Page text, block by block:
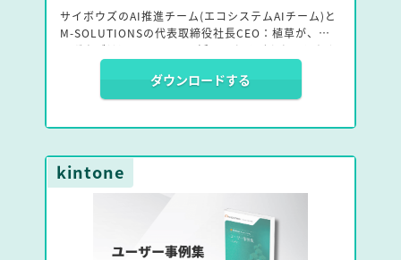
サイボウズのAI推進チーム(エコシステムAIチーム)と
M-SOLUTIONSの代表取締役社長CEO：植草が、サ
イボウズはkintoneでのAI活用のためどんなことをや
っているのか、AIの持つ課題、気になるkintone×AI
サービスについて語り合った。
ダウンロードする
kintone